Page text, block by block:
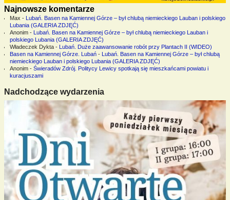
Najnowsze komentarze
Max -
Lubań. Basen na Kamiennej Górze – był chlubą niemieckiego Lauban i polskiego
Lubania (GALERIA ZDJĘĆ)
Anonim-
Lubań. Basen na Kamiennej Górze – był chlubą niemieckiego Lauban i
polskiego Lubania (GALERIA ZDJĘĆ)
Władeczek Dykta-
Lubań. Duże zaawansowanie robót przy Plantach II (WIDEO)
Basen na Kamiennej Górze. Lubań-
Lubań. Basen na Kamiennej Górze – był chlubą
niemieckiego Lauban i polskiego Lubania (GALERIA ZDJĘĆ)
Anonim- Świeradów Zdrój. Politycy Lewicy spotkają się mieszkańcami powiatu i
kuracjuszami
Nadchodzące wydarzenia